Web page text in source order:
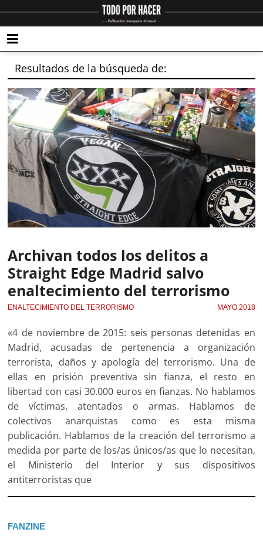
Resultados de la búsqueda de:
Archivan todos los delitos a
Straight Edge Madrid salvo
enaltecimiento del terrorismo
ENALTECIMIENTO DEL TERRORISMO MAYO 2018
«4 de noviembre de 2015: seis personas detenidas en
Madrid, acusadas de pertenencia a organización
terrorista, daños y apología del terrorismo. Una de
ellas en prisión preventiva sin fianza, el resto en
libertad con casi 30.000 euros en fianzas. No hablamos
de víctimas, atentados o armas. Hablamos de
colectivos anarquistas como es esta misma
publicación. Hablamos de la creación del terrorismo a
medida por parte de los/as únicos/as que lo necesitan,
el Ministerio del Interior y sus dispositivos
antiterroristas que
FANZINE